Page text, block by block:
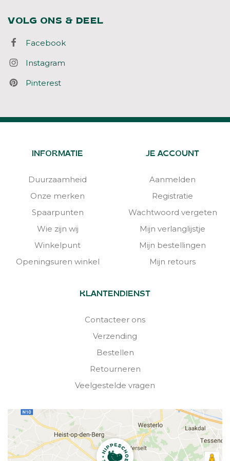
VOLG ONS & DEEL
Facebook
Instagram
Pinterest
INFORMATIE
Duurzaamheid
Onze merken
Spaarpunten
Wie zijn wij
Winkelpunt
Openingsuren winkel
JE ACCOUNT
Aanmelden
Registratie
Wachtwoord vergeten
Mijn verlanglijstje
Mijn bestellingen
Mijn retours
KLANTENDIENST
Contacteer ons
Verzending
Bestellen
Retourneren
Veelgestelde vragen